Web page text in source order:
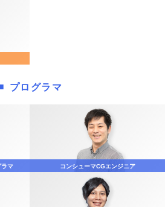
プログラマ
ラマ コンシューマCGエンジニア